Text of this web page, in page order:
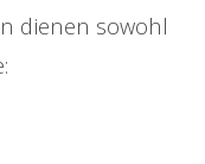
dienen sowohl